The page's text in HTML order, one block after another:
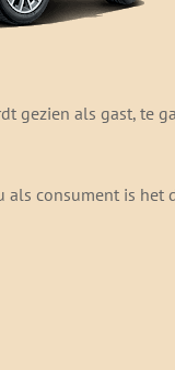
gezien als gast, te
als consument is het